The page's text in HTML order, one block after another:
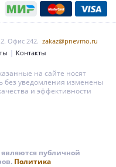
Офис 242. zakaz@pnevmo.ru
Контакты
на сайте носят
без уведомления изменены
и эффективности
публичной
Политика